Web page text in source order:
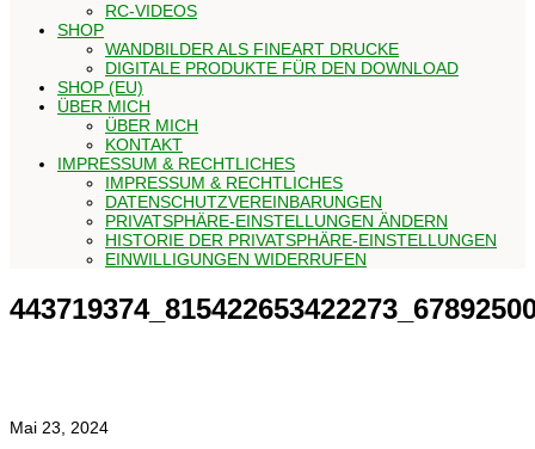
RC-VIDEOS
SHOP
WANDBILDER ALS FINEART DRUCKE
DIGITALE PRODUKTE FÜR DEN DOWNLOAD
SHOP (EU)
ÜBER MICH
ÜBER MICH
KONTAKT
IMPRESSUM & RECHTLICHES
IMPRESSUM & RECHTLICHES
DATENSCHUTZVEREINBARUNGEN
PRIVATSPHÄRE-EINSTELLUNGEN ÄNDERN
HISTORIE DER PRIVATSPHÄRE-EINSTELLUNGEN
EINWILLIGUNGEN WIDERRUFEN
Mai 23, 2024